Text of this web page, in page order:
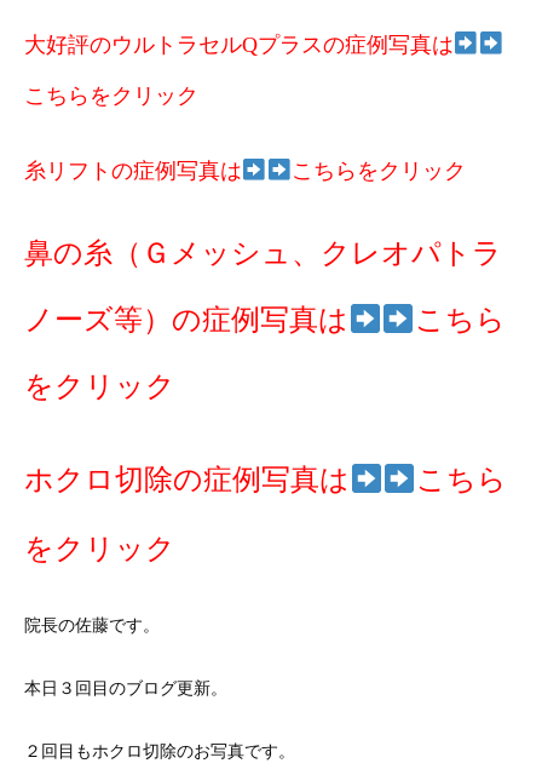
大好評のウルトラセルQプラスの症例写真は
こちらをクリック
糸リフトの症例写真は こちらをクリック
鼻の糸（Ｇメッシュ、クレオパトラ
ノーズ等）の症例写真は こちら
をクリック
ホクロ切除の症例写真は こちら
をクリック
院長の佐藤です。
本日３回目のブログ更新。
２回目もホクロ切除のお写真です。